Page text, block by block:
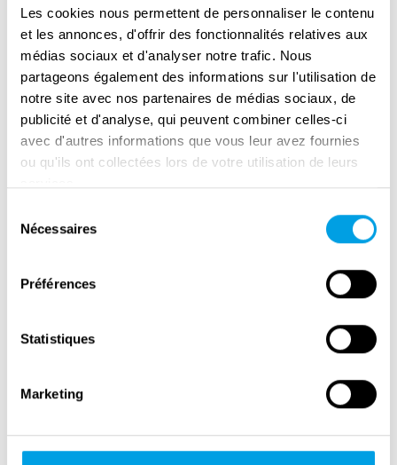
Les cookies nous permettent de personnaliser le contenu
et les annonces, d'offrir des fonctionnalités relatives aux
médias sociaux et d'analyser notre trafic. Nous
partageons également des informations sur l'utilisation de
notre site avec nos partenaires de médias sociaux, de
publicité et d'analyse, qui peuvent combiner celles-ci
avec d'autres informations que vous leur avez fournies
ou qu'ils ont collectées lors de votre utilisation de leurs
Nécessaires
Préférences
Statistiques
Marketing